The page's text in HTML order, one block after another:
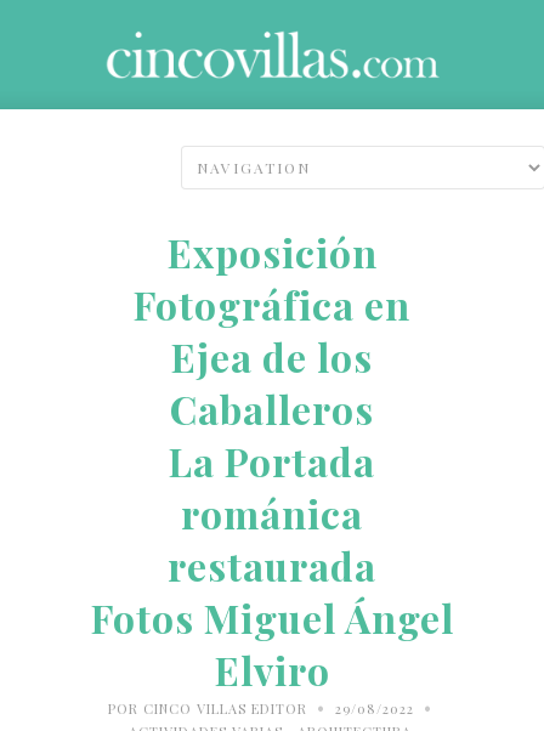
Exposición
Fotográfica en
Ejea de los
Caballeros
La Portada
románica
restaurada
Fotos Miguel Ángel
Elviro
POR CINCO VILLAS EDITOR • 29/08/2022 •